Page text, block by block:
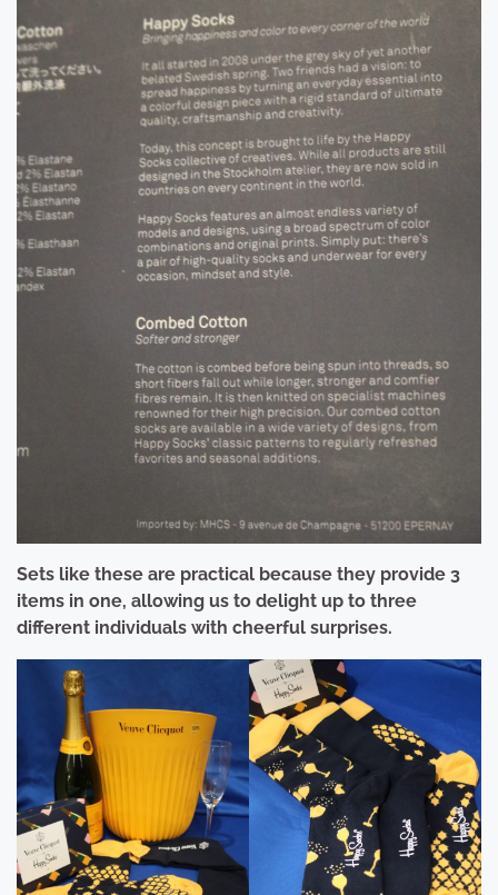
Sets like these are practical because they provide 3
items in one, allowing us to delight up to three
different individuals with cheerful surprises.